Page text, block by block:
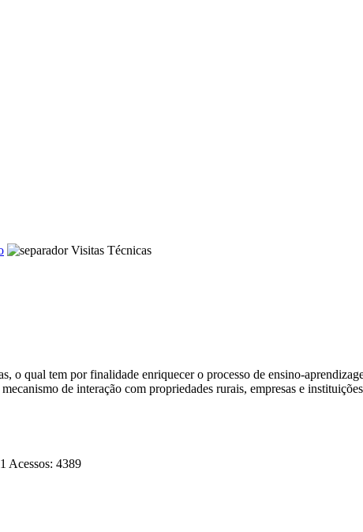
Visitas Técnicas
o qual tem por finalidade enriquecer o processo de ensino-
de interação com propriedades rurais, empresas e
Acessos: 4389